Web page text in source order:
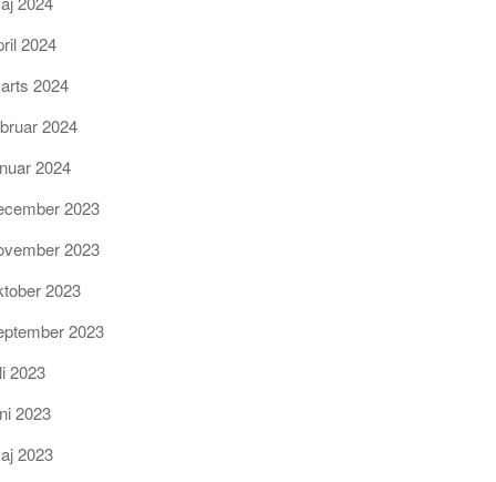
2024
2024
2024
2024
2023
2023
2023
2023
2023
2023
2023